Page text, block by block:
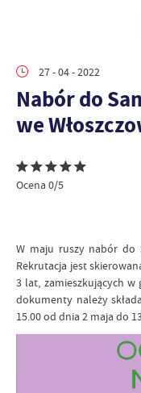
27 - 04 - 2022
Nabór do
we
Ocena 0/5
W maju ruszy nabór do
Rekrutacja jest
3 lat, zamieszkujących w
dokumenty należy
15.00 od dnia 2 maja do